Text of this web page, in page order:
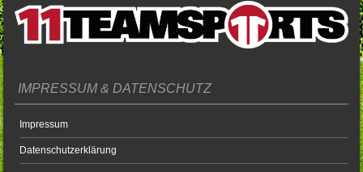
IMPRESSUM & DATENSCHUTZ
Impressum
Datenschutzerklärung